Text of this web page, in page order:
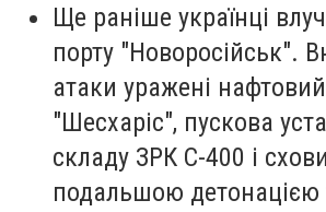
Ще раніше українці
порту "Новоросійськ".
атаки уражені
"Шесхаріс", пускова
складу ЗРК С-400 і
подальшою